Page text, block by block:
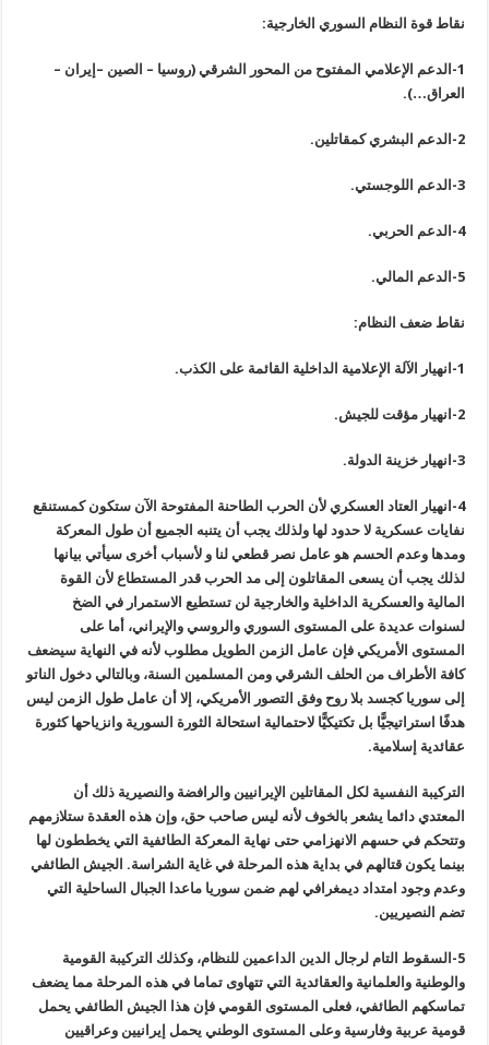
نقاط قوة النظام السوري الخارجية:
1-الدعم الإعلامي المفتوح من المحور الشرقي (روسيا – الصين –إيران –
العراق…).
2-الدعم البشري كمقاتلين.
3-الدعم اللوجستي.
4-الدعم الحربي.
5-الدعم المالي.
نقاط ضعف النظام:
1-انهيار الآلة الإعلامية الداخلية القائمة على الكذب.
2-انهيار مؤقت للجيش.
3-انهيار خزينة الدولة.
4-انهيار العتاد العسكري لأن الحرب الطاحنة المفتوحة الآن ستكون كمستنقع
نفايات عسكرية لا حدود لها ولذلك يجب أن يتنبه الجميع أن طول المعركة
ومدها وعدم الحسم هو عامل نصر قطعي لنا و لأسباب أخرى سيأتي بيانها
لذلك يجب أن يسعى المقاتلون إلى مد الحرب قدر المستطاع لأن القوة
المالية والعسكرية الداخلية والخارجية لن تستطيع الاستمرار في الضخ
لسنوات عديدة على المستوى السوري والروسي والإيراني، أما على
المستوى الأمريكي فإن عامل الزمن الطويل مطلوب لأنه في النهاية سيضعف
كافة الأطراف من الحلف الشرقي ومن المسلمين السنة، وبالتالي دخول الناتو
إلى سوريا كجسد بلا روح وفق التصور الأمريكي، إلا أن عامل طول الزمن ليس
هدفًا استراتيجيًّا بل تكتيكيًّا لاحتمالية استحالة الثورة السورية وانزياحها كثورة
عقائدية إسلامية.
التركيبة النفسية لكل المقاتلين الإيرانيين والرافضة والنصيرية ذلك أن
المعتدي دائما يشعر بالخوف لأنه ليس صاحب حق، وإن هذه العقدة ستلازمهم
وتتحكم في حسهم الانهزامي حتى نهاية المعركة الطائفية التي يخططون لها
بينما يكون قتالهم في بداية هذه المرحلة في غاية الشراسة. الجيش الطائفي
وعدم وجود امتداد ديمغرافي لهم ضمن سوريا ماعدا الجبال الساحلية التي
تضم النصيريين.
5-السقوط التام لرجال الدين الداعمين للنظام، وكذلك التركيبة القومية
والوطنية والعلمانية والعقائدية التي تتهاوى تماما في هذه المرحلة مما يضعف
تماسكهم الطائفي، فعلى المستوى القومي فإن هذا الجيش الطائفي يحمل
قومية عربية وفارسية وعلى المستوى الوطني يحمل إيرانيين وعراقيين